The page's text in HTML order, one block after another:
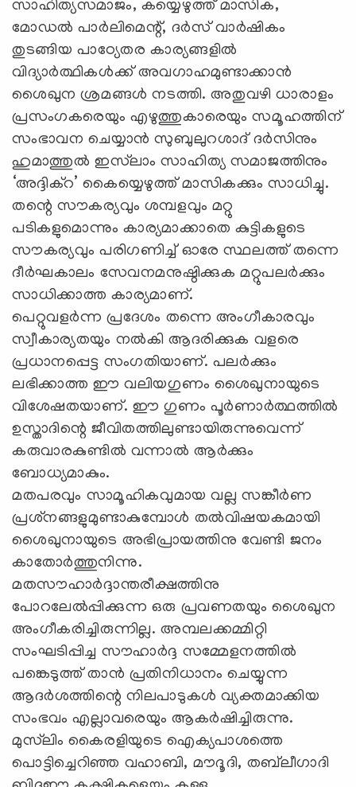
സാഹിത്യസമാജം, കയ്യെഴുത്ത് മാസിക,
മോഡല്‍ പാര്‍ലിമെന്റ്, ദര്‍സ് വാര്‍ഷികം
തുടങ്ങിയ പാഠ്യേതര കാര്യങ്ങളില്‍
വിദ്യാര്‍ത്ഥികള്‍ക്ക് അവഗാഹമുണ്ടാക്കാന്‍
ശൈഖുന ശ്രമങ്ങള്‍ നടത്തി. അതുവഴി ധാരാളം
പ്രസംഗകരെയും എഴുത്തുകാരെയും സമൂഹത്തിന്
സംഭാവന ചെയ്യാന്‍ സുബുലുറശാദ് ദര്‍സിനും
ഹുമാത്തുല്‍ ഇസ്‌ലാം സാഹിത്യ സമാജത്തിനും
‘അദ്ദിക്‌റ’ കൈയ്യെഴുത്ത് മാസികക്കും സാധിച്ചു.
തന്റെ സൗകര്യവും ശമ്പളവും മറ്റു
പടികളുമൊന്നും കാര്യമാക്കാതെ കുട്ടികളുടെ
സൗകര്യവും പരിഗണിച്ച് ഓരേ സ്ഥലത്ത് തന്നെ
ദീര്‍ഘകാലം സേവനമനുഷ്ഠിക്കുക മറ്റുപലര്‍ക്കും
സാധിക്കാത്ത കാര്യമാണ്.
പെറ്റുവളര്‍ന്ന പ്രദേശം തന്നെ അംഗീകാരവും
സ്വീകാര്യതയും നല്‍കി ആദരിക്കുക വളരെ
പ്രധാനപ്പെട്ട സംഗതിയാണ്. പലര്‍ക്കും
ലഭിക്കാത്ത ഈ വലിയഗുണം ശൈഖുനായുടെ
വിശേഷതയാണ്. ഈ ഗുണം പൂര്‍ണാര്‍ത്ഥത്തില്‍
ഉസ്താദിന്റെ ജീവിതത്തിലുണ്ടായിരുന്നുവെന്ന്
കരുവാരകുണ്ടില്‍ വന്നാല്‍ ആര്‍ക്കും
ബോധ്യമാകും.
മതപരവും സാമൂഹികവുമായ വല്ല സങ്കീര്‍ണ
പ്രശ്‌നങ്ങളുമുണ്ടാകുമ്പോള്‍ തല്‍വിഷയകമായി
ശൈഖുനായുടെ അഭിപ്രായത്തിനു വേണ്ടി ജനം
കാതോര്‍ത്തുനിന്നു.
മതസൗഹാര്‍ദ്ദാന്തരീക്ഷത്തിനു
പോറലേല്‍പ്പിക്കുന്ന ഒരു പ്രവണതയും ശൈഖുന
അംഗീകരിച്ചിരുന്നില്ല. അമ്പലക്കമ്മിറ്റി
സംഘടിപ്പിച്ച സൗഹാര്‍ദ്ദ സമ്മേളനത്തില്‍
പങ്കെടുത്ത് താന്‍ പ്രതിനിധാനം ചെയ്യുന്ന
ആദര്‍ശത്തിന്റെ നിലപാടുകള്‍ വ്യക്തമാക്കിയ
സംഭവം എല്ലാവരെയും ആകര്‍ഷിച്ചിരുന്നു.
മുസ്‌ലിം കൈരളിയുടെ ഐക്യപാശത്തെ
പൊട്ടിച്ചെറിഞ്ഞ വഹാബി, മൗദൂദി, തബ്‌ലീഗാദി